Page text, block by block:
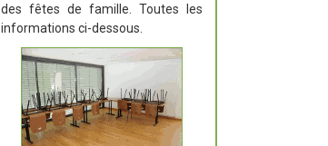
des fêtes de famille. Toutes les
informations ci-dessous.